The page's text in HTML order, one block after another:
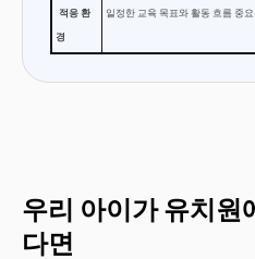
적응 환
경
일정한 교육 목표와 활동 흐름 중요
우리 아이가 유치원
다면